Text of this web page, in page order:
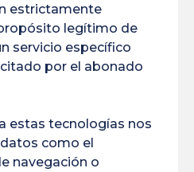
estrictamente
legítimo de
servicio específico
por el abonado
estas tecnologías nos
como el
navegación o
IA Internacional
Proyectos Pepita
Cole Salud